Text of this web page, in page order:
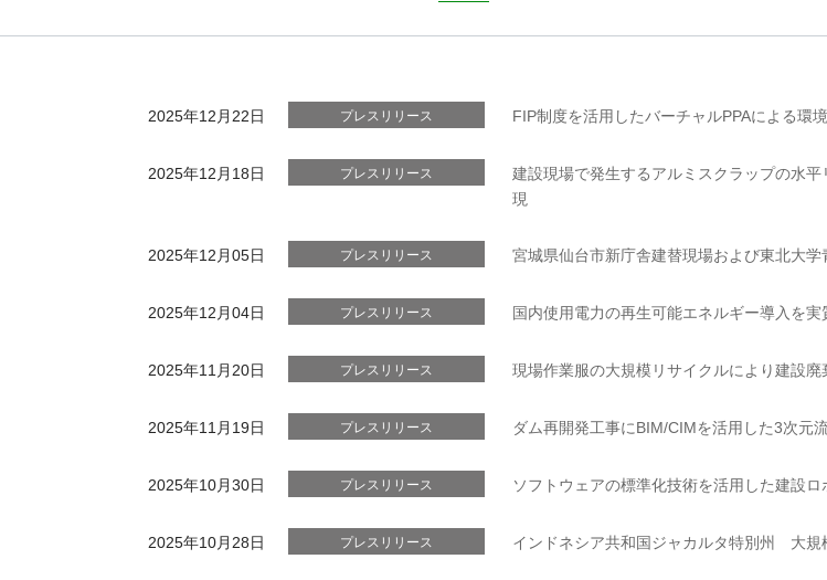
2025年12月22日 プレスリリース FIP制度を活用したバーチャルPPAによる環
2025年12月18日 プレスリリース
建設現場で発生するアルミスクラップの水
現
2025年12月05日 プレスリリース 宮城県仙台市新庁舎建替現場および東北大
2025年12月04日 プレスリリース 国内使用電力の再生可能エネルギー導入を
2025年11月20日 プレスリリース 現場作業服の大規模リサイクルにより建設
2025年11月19日 プレスリリース ダム再開発工事にBIM/CIMを活用した3次元
2025年10月30日 プレスリリース ソフトウェアの標準化技術を活用した建設
2025年10月28日 プレスリリース インドネシア共和国ジャカルタ特別州 大規